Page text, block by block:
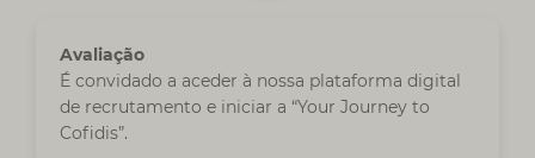
Avaliação
É convidado a aceder à nossa plataforma digital
de recrutamento e iniciar a “Your Journey to
Cofidis”.